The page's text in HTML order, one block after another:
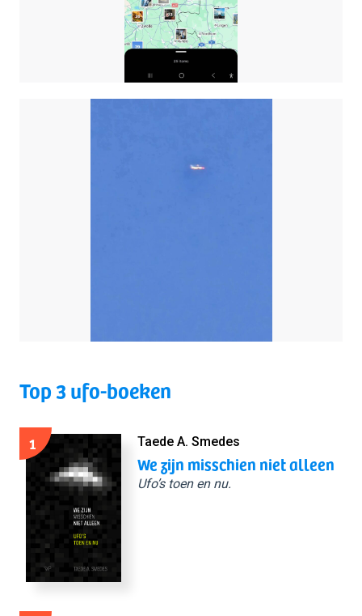
Top 3 ufo-boeken
1 Taede A. Smedes
We zijn misschien niet alleen
Ufo’s toen en nu.